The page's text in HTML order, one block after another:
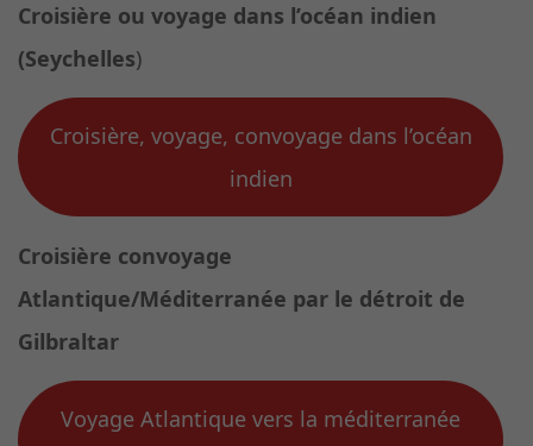
Croisière ou voyage dans l’océan indien
(Seychelles)
Croisière, voyage, convoyage dans l’océan
indien
Croisière convoyage
Atlantique/Méditerranée par le détroit de
Gilbraltar
Voyage Atlantique vers la méditerranée